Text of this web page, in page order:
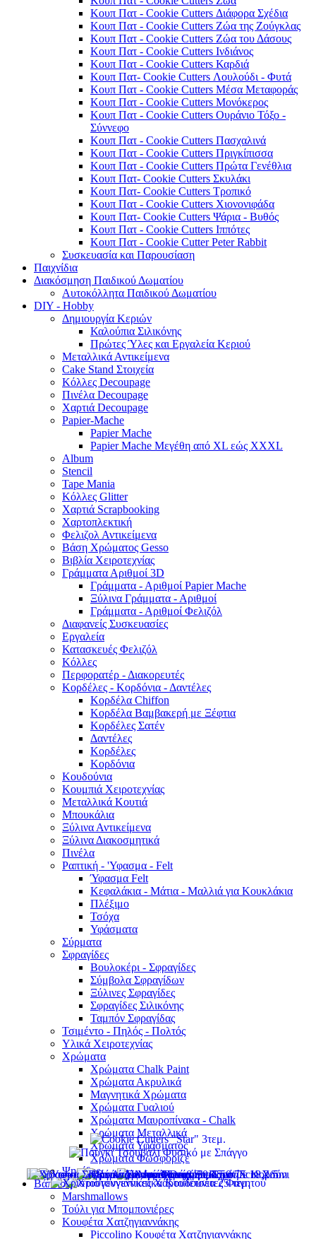
Κουπ Πατ - Cookie Cutters Διάφορα Σχέδια
Κουπ Πατ - Cookie Cutters Ζώα της Ζούγκλας
Κουπ Πατ - Cookie Cutters Ζώα του Δάσους
Κουπ Πατ - Cookie Cutters Ινδιάνος
Κουπ Πατ - Cookie Cutters Καρδιά
Κουπ Πατ- Cookie Cutters Λουλούδι - Φυτά
Κουπ Πατ - Cookie Cutters Μέσα Μεταφοράς
Κουπ Πατ - Cookie Cutters Μονόκερος
Κουπ Πατ - Cookie Cutters Ουράνιο Τόξο -
Σύννεφο
Κουπ Πατ - Cookie Cutters Πασχαλινά
Κουπ Πατ - Cookie Cutters Πριγκίπισσα
Κουπ Πατ - Cookie Cutters Πρώτα Γενέθλια
Κουπ Πατ- Cookie Cutters Σκυλάκι
Κουπ Πατ- Cookie Cutters Τροπικό
Κουπ Πατ - Cookie Cutters Χιονονιφάδα
Κουπ Πατ- Cookie Cutters Ψάρια - Βυθός
Κουπ Πατ - Cookie Cutters Ιππότες
Κουπ Πατ - Cookie Cutter Peter Rabbit
Συσκευασία και Παρουσίαση
Παιχνίδια
Διακόσμηση Παιδικού Δωματίου
Αυτοκόλλητα Παιδικού Δωματίου
DIY - Hobby
Δημιουργία Κεριών
Καλούπια Σιλικόνης
Πρώτες Ύλες και Εργαλεία Κεριού
Μεταλλικά Αντικείμενα
Cake Stand Στοιχεία
Κόλλες Decoupage
Πινέλα Decoupage
Χαρτιά Decoupage
Papier-Mache
Papier Mache
Papier Mache Μεγέθη από XL εώς XXXL
Album
Stencil
Tape Mania
Κόλλες Glitter
Χαρτιά Scrapbooking
Χαρτοπλεκτική
Φελιζολ Αντικείμενα
Βάση Χρώματος Gesso
Βιβλία Χειροτεχνίας
Γράμματα Αριθμοί 3D
Γράμματα - Αριθμοί Papier Mache
Ξύλινα Γράμματα - Αριθμοί
Γράμματα - Αριθμοί Φελιζόλ
Διαφανείς Συσκευασίες
Εργαλεία
Κατασκευές Φελιζόλ
Κόλλες
Περφορατέρ - Διακορευτές
Κορδέλες - Κορδόνια - Δαντέλες
Κορδέλα Chiffon
Κορδέλα Βαμβακερή με Ξέφτια
Κορδέλες Σατέν
Δαντέλες
Κορδέλες
Κορδόνια
Κουδούνια
Κουμπιά Χειροτεχνίας
Μεταλλικά Κουτιά
Μπουκάλια
Ξύλινα Αντικείμενα
Ξύλινα Διακοσμητικά
Πινέλα
Ραπτική - 'Υφασμα - Felt
Ύφασμα Felt
Κεφαλάκια - Μάτια - Μαλλιά για Κουκλάκια
Πλέξιμο
Τσόχα
Υφάσματα
Σύρματα
Σφραγίδες
Βουλοκέρι - Σφραγίδες
Σύμβολα Σφραγίδων
Ξύλινες Σφραγίδες
Σφραγίδες Σιλικόνης
Ταμπόν Σφραγίδας
Τσιμέντο - Πηλός - Πολτός
Υλικά Χειροτεχνίας
Χρώματα
Χρώματα Chalk Paint
Χρώματα Ακρυλικά
Μαγνητικά Χρώματα
Χρώματα Γυαλιού
Χρώματα Μαυροπίνακα - Chalk
Χρώματα Μεταλλικά
Χρώματα Υφάσματος
Χρώματα Φωσφοριζέ
Ψηφίδες
Βάπτιση
Marshmallows
Τούλι για Μπομπονιέρες
Κουφέτα Χατζηγιαννάκης
Piccolino Κουφέτα Χατζηγιαννάκης